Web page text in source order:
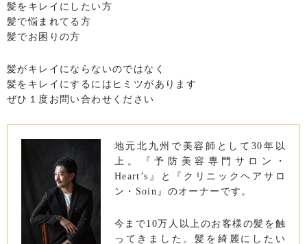
髪をキレイにしたい方
髪で悩まれてる方
髪でお困りの方
髪がキレイにならないのではなく
髪をキレイにするにはヒミツがあります
ぜひ１度お問い合わせください
地元北九州で美容師として30年以
上。『予防美容専門サロン・
Heart’s』と『クリニックヘアサロ
ン・Soin』のオーナーです。
今まで10万人以上のお客様の髪を触
ってきました。髪を綺麗にしたい